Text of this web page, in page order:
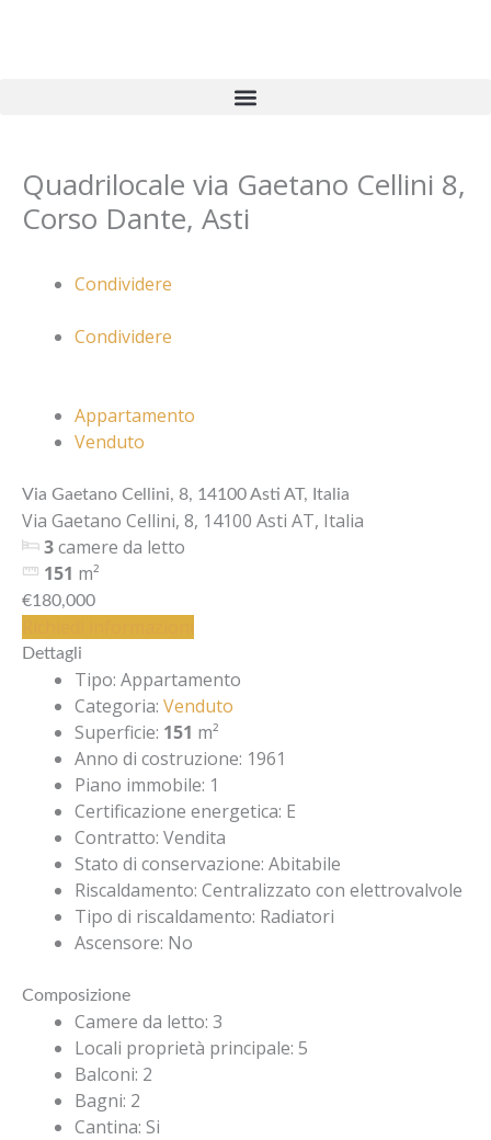
Quadrilocale via Gaetano Cellini 8,
Corso Dante, Asti
Condividere
Condividere
Appartamento
Venduto
Via Gaetano Cellini, 8, 14100 Asti AT, Italia
Via Gaetano Cellini, 8, 14100 Asti AT, Italia
3camere da letto
151 m²
€180,000
Dettagli
Tipo: Appartamento
Categoria: Venduto
Superficie: 151 m²
Anno di costruzione: 1961
Piano immobile: 1
Certificazione energetica: E
Contratto: Vendita
Stato di conservazione: Abitabile
Riscaldamento: Centralizzato con elettrovalvole
Tipo di riscaldamento: Radiatori
Ascensore: No
Composizione
Camere da letto: 3
Locali proprietà principale: 5
Balconi: 2
Bagni: 2
Cantina: Si